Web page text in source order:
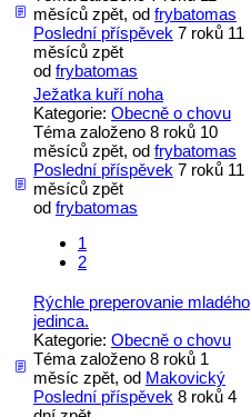
měsíců zpět, od frybatomas
Poslední příspěvek 7 roků 11
měsíců zpět
od frybatomas
Ježatka kuří noha
Kategorie: Obecně o chovu
Téma založeno 8 roků 10
měsíců zpět, od frybatomas
Poslední příspěvek 7 roků 11
měsíců zpět
od frybatomas
1
2
Rýchle preperovanie mladého
jedinca.
Kategorie: Obecně o chovu
Téma založeno 8 roků 1
měsíc zpět, od Makovický
Poslední příspěvek 8 roků 4